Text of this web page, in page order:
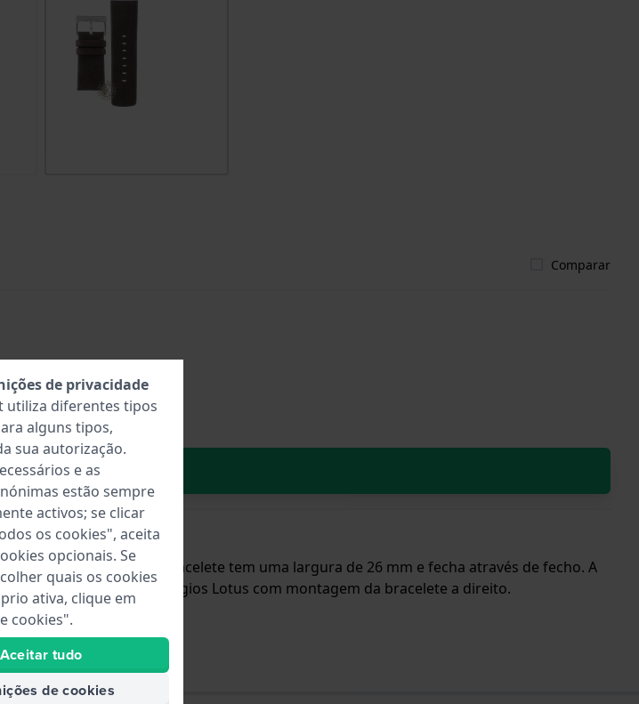
Comparar
carrinho
pinos de pressão. A bracelete tem uma largura de 26 mm e fecha através de fecho. A
para todos os relógios Lotus com montagem da bracelete a direito.
de privacidade
utiliza diferentes tipos
alguns tipos,
sua autorização.
e as
estão sempre
activos; se clicar
os cookies", aceita
opcionais. Se
quais os cookies
ativa, clique em
cookies".
Aceitar tudo
de cookies